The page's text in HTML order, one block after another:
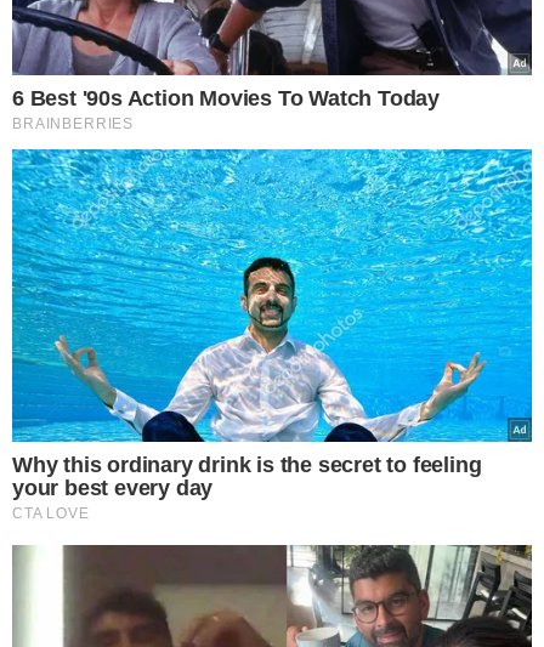
INSATISFAÇÃO, TRISTEZA E
INGRATIDÃO
A mãe contou ainda que antes do filho se envolver com
amizades, o sentimento era outro: “Para mim era um
orgulho, meu filho trabalhando indo para o colégio. E
agora é só desgosto”, disse. OMeioNewsapurou que das
vezes que o adolescente foi detido, o crime sempre foi o
mesmo: roubo de veículos.